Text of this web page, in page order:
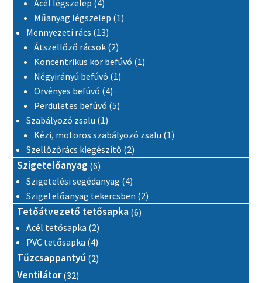
Acél légszelep 4
Műanyag légszelep 11 termék
Mennyezeti rács 1313 termék
Átszellőző rácsok 22 termék
Koncentrikus kör befúvó 11 termék
Négyirányú befúvó 11 termék
Örvényes befúvó 44 termék
Perdületes befúvó 55 termék
Szabályozó zsalu 11 termék
Kézi, motoros szabályozó zsalu 11 termék
Szellőzőrács kiegészítő 22 termék
Szigetelőanyag 66 termék
Szigetelési segédanyag 44 termék
Szigetelőanyag tekercsben 22 termék
Tetőátvezető tetősapka 66 termék
Acél tetősapka 22 termék
PVC tetősapka 44 termék
Tűzcsappantyú 22 termék
Ventilátor 3232 termék